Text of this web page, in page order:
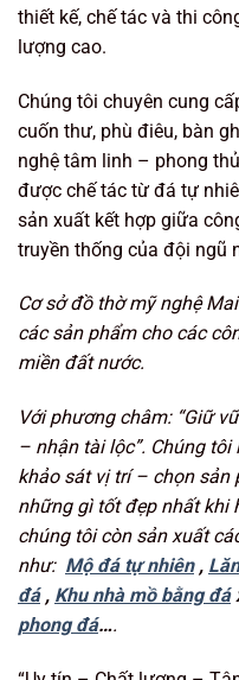
thiết kế, chế tác và thi
lượng cao.
Chúng tôi chuyên cung
cuốn thư, phù điêu, bàn
nghệ tâm linh – phong
được chế tác từ đá tự
sản xuất kết hợp giữa
truyền thống của đội ngũ
Cơ sở đồ thờ mỹ nghệ
các sản phẩm cho các
miền đất nước.
Với phương châm: “Giữ
– nhận tài lộc”. Chúng
khảo sát vị trí – chọn sản
những gì tốt đẹp nhất khi
chúng tôi còn sản xuất
như: Mộ đá tự nhiên,
đá, Khu nhà mồ bằng đá
phong đá….